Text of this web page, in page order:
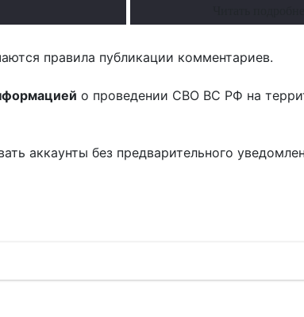
правила публикации комментариев.
о проведении СВО ВС РФ на
аккаунты без предварительного